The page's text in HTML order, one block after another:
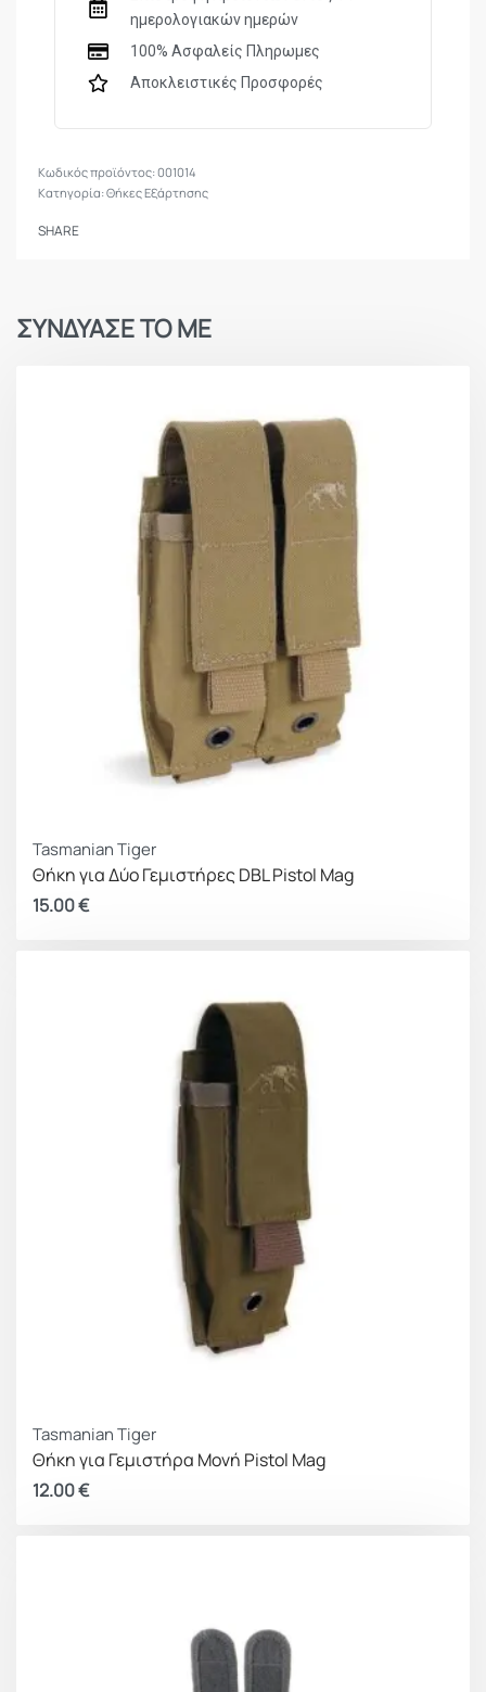
ημερολογιακών ημερών
100% Ασφαλείς Πληρωμες
Αποκλειστικές Προσφορές
001014
Κατηγορία:Θήκες Εξάρτησης
SHARE
ΣΥΝΔΥΑΣΕ ΤΟ ΜΕ
Tasmanian Tiger
Θήκη για Δύο Γεμιστήρες DBL Pistol Mag
15.00€
Tasmanian Tiger
Θήκη για Γεμιστήρα Μονή Pistol Mag
12.00€